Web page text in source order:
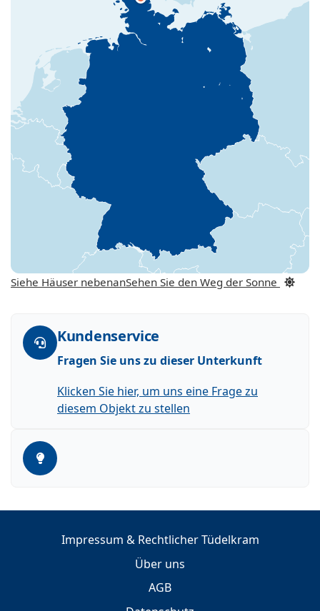
Siehe Häuser nebenanSehen Sie den Weg der Sonne
Kundenservice
Fragen Sie uns zu dieser Unterkunft
Klicken Sie hier, um uns eine Frage zu
diesem Objekt zu stellen
Impressum & Rechtlicher Tüdelkram
Über uns
AGB